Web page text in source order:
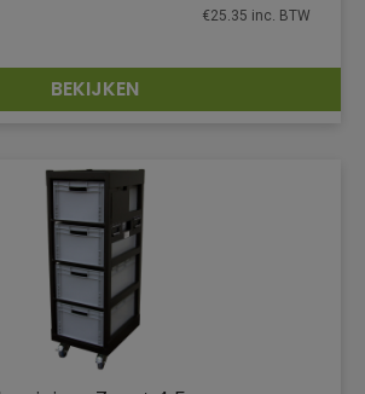
DETAILS
€25.35 inc. BTW
BEKIJKEN